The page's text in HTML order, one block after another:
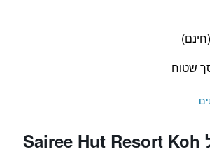
שטוח
חוות דעת על Sairee Hut Resort Koh